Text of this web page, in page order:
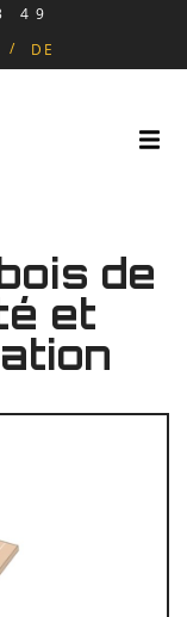
49
DE
de
et